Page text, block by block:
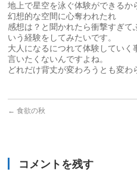
地上で星空を泳ぐ体験ができるか
幻想的な空間に心奪われたれ
感想は？と聞かれたら衝撃すぎて
いう経験をしてみたいです。
大人になるにつれて体験していく
言いたくないんですよね。
どれだけ背丈が変わろうとも変わ
← 食欲の秋
コメントを残す